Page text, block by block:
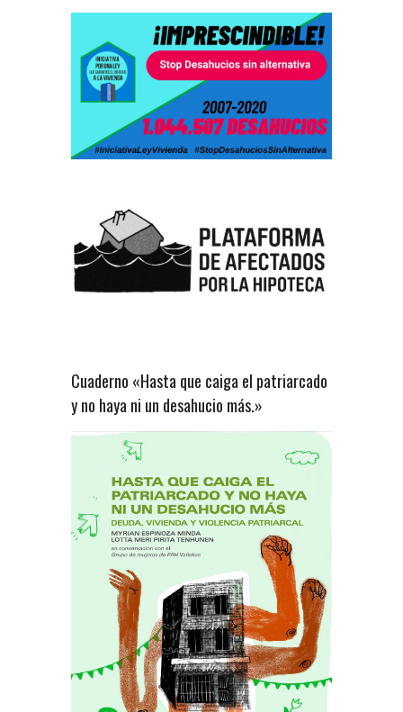
Cuaderno «Hasta que caiga el patriarcado
y no haya ni un desahucio más.»